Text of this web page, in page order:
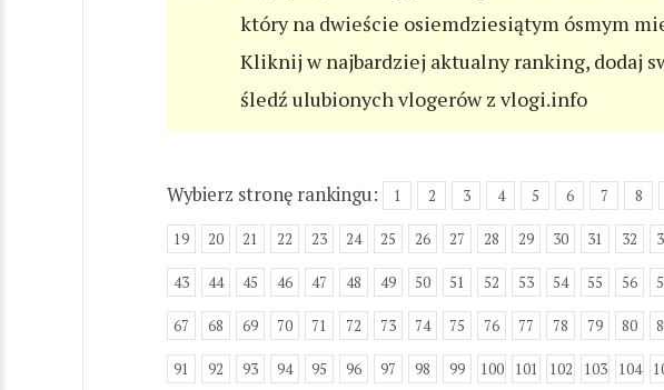
który na dwieście osiemdziesiątym ósmym
Kliknij w najbardziej aktualny ranking, dodaj
śledź ulubionych vlogerów z vlogi.info
Wybierz stronę rankingu: 1 2 3 4 5 6 7 8
19 20 21 22 23 24 25 26 27 28 29 30 31 32
43 44 45 46 47 48 49 50 51 52 53 54 55 56
67 68 69 70 71 72 73 74 75 76 77 78 79 80
91 92 93 94 95 96 97 98 99 100 101 102 103 104